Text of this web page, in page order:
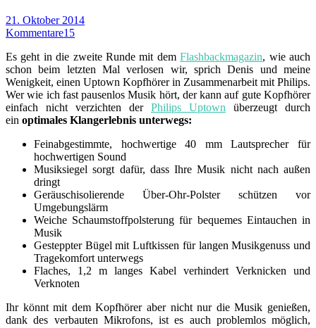
21. Oktober 2014
Kommentare15
Es geht in die zweite Runde mit demFlashbackmagazin, wie auch
schon beim letzten Mal verlosen wir, sprich Denis und meine
Wenigkeit, einen Uptown Kopfhörer in Zusammenarbeit mit Philips.
Wer wie ich fast pausenlos Musik hört, der kann auf gute Kopfhörer
einfach nicht verzichten der Philips Uptown überzeugt durch
ein optimales Klangerlebnis unterwegs:
Feinabgestimmte, hochwertige 40 mm Lautsprecher für
hochwertigen Sound
Musiksiegel sorgt dafür, dass Ihre Musik nicht nach außen
dringt
Geräuschisolierende Über-Ohr-Polster schützen vor
Umgebungslärm
Weiche Schaumstoffpolsterung für bequemes Eintauchen in
Musik
Gesteppter Bügel mit Luftkissen für langen Musikgenuss und
Tragekomfort unterwegs
Flaches, 1,2 m langes Kabel verhindert Verknicken und
Verknoten
Ihr könnt mit dem Kopfhörer aber nicht nur die Musik genießen,
dank des verbauten Mikrofons, ist es auch problemlos möglich,